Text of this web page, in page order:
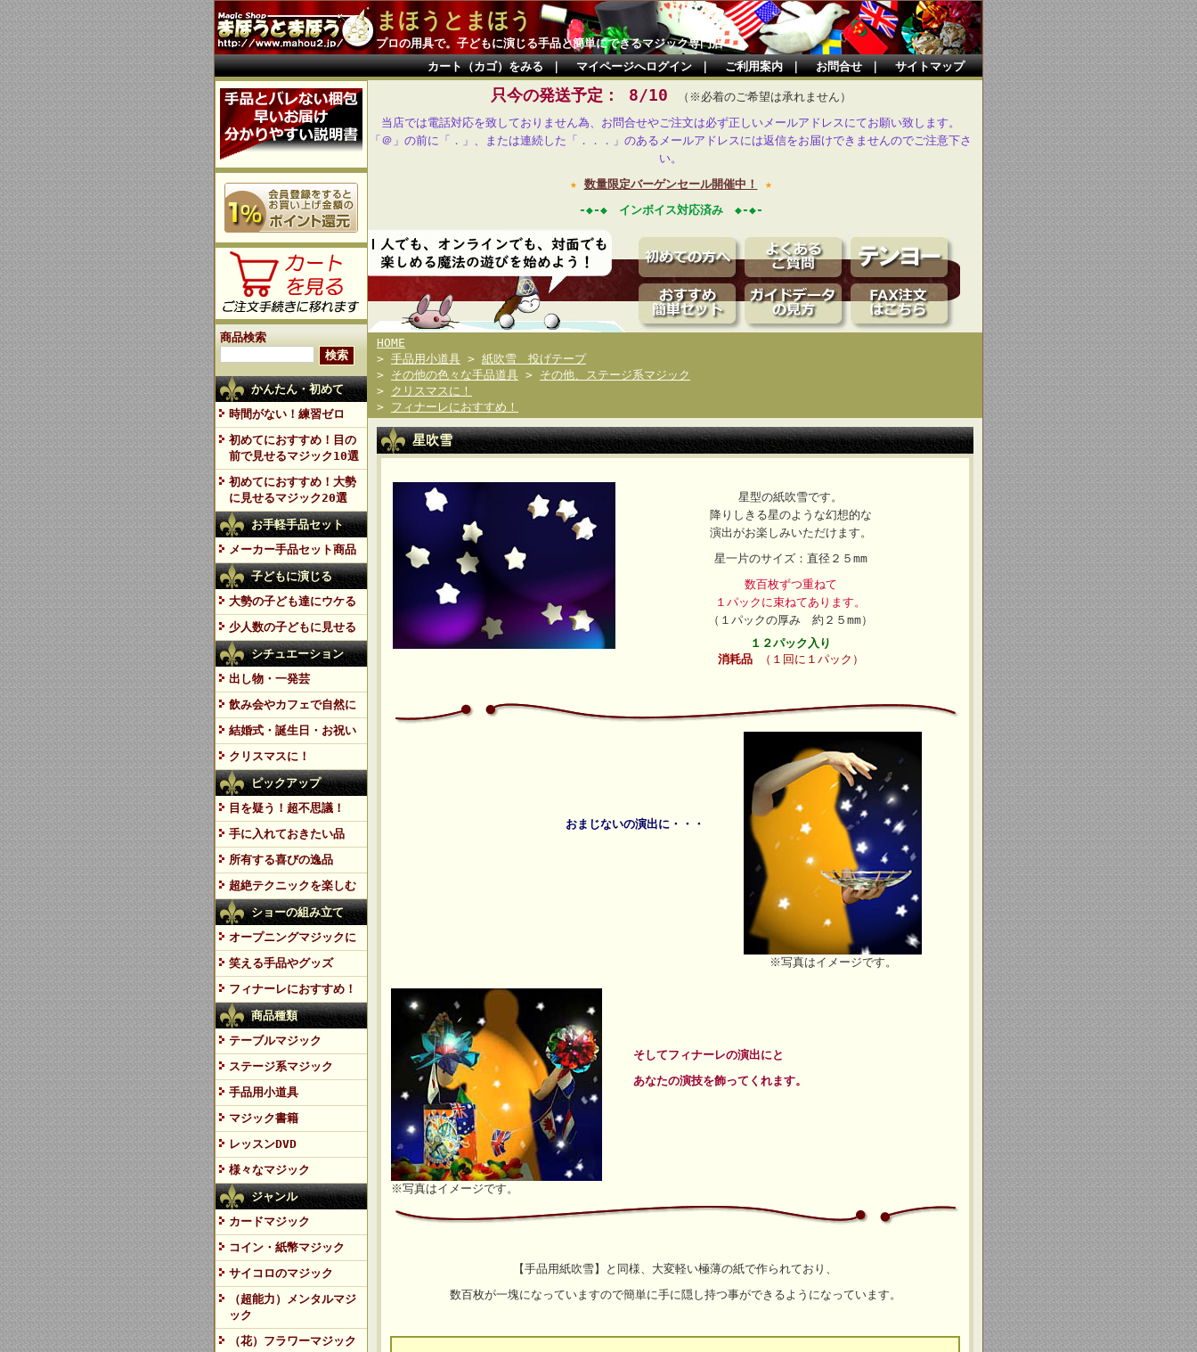
まほうとまほう
プロの用具で。子どもに演じる手品と簡単にできるマジック専門店
カート（カゴ）をみる｜ マイページへログイン｜ ご利用案内｜ お問合せ｜ サイトマップ
商品検索
かんたん・初めて
時間がない！練習ゼロ
初めてにおすすめ！目の
前で見せるマジック10選
初めてにおすすめ！大勢
に見せるマジック20選
お手軽手品セット
メーカー手品セット商品
子どもに演じる
大勢の子ども達にウケる
少人数の子どもに見せる
シチュエーション
出し物・一発芸
飲み会やカフェで自然に
結婚式・誕生日・お祝い
クリスマスに！
ピックアップ
目を疑う！超不思議！
手に入れておきたい品
所有する喜びの逸品
超絶テクニックを楽しむ
ショーの組み立て
オープニングマジックに
笑える手品やグッズ
フィナーレにおすすめ！
商品種類
テーブルマジック
ステージ系マジック
手品用小道具
マジック書籍
レッスンDVD
様々なマジック
ジャンル
カードマジック
コイン・紙幣マジック
サイコロのマジック
（超能力）メンタルマジ
ック
（花）フラワーマジック
只今の発送予定： 8/10
（※必着のご希望は承れません）
当店では電話対応を致しておりません為、お問合せやご注文は必ず正しいメールアドレスにてお願い致します。
「＠」の前に「．」、または連続した「．．．」のあるメールアドレスには返信をお届けできませんのでご注意下さ
い。
★ 数量限定バーゲンセール開催中！
★
-◆-◆ インボイス対応済み ◆-◆-
HOME
> 手品用小道具 > 紙吹雪 投げテープ
> その他の色々な手品道具 > その他、ステージ系マジック
> クリスマスに！
> フィナーレにおすすめ！
星吹雪
星型の紙吹雪です。
降りしきる星のような幻想的な
演出がお楽しみいただけます。
星一片のサイズ：直径２５mm
数百枚ずつ重ねて
１パックに束ねてあります。
（１パックの厚み 約２５mm）
１２パック入り
消耗品
（１回に１パック）
おまじないの演出に・・・
※写真はイメージです。
※写真はイメージです。
そしてフィナーレの演出にと
あなたの演技を飾ってくれます。
【手品用紙吹雪】と同様、大変軽い極薄の紙で作られており、
数百枚が一塊になっていますので簡単に手に隠し持つ事ができるようになっています。